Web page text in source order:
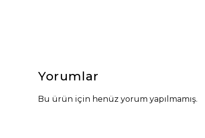
Yorumlar
Bu ürün için henüz yorum yapılmamış.